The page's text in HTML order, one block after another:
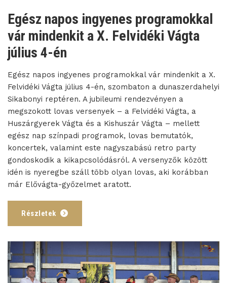
Egész napos ingyenes programokkal
vár mindenkit a X. Felvidéki Vágta
július 4-én
Egész napos ingyenes programokkal vár mindenkit a X.
Felvidéki Vágta július 4-én, szombaton a dunaszerdahelyi
Sikabonyi reptéren. A jubileumi rendezvényen a
megszokott lovas versenyek – a Felvidéki Vágta, a
Huszárgyerek Vágta és a Kishuszár Vágta – mellett
egész nap színpadi programok, lovas bemutatók,
koncertek, valamint este nagyszabású retro party
gondoskodik a kikapcsolódásról. A versenyzők között
idén is nyeregbe száll több olyan lovas, aki korábban
már Elővágta-győzelmet aratott.
Részletek